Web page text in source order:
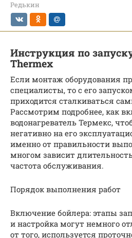
Редькин
Инструкция по
Thermex
Если монтаж оборудования
специалисты, то с его
приходится сталкиваться
Рассмотрим подробнее, как
водонагреватель Термекс,
негативно на его
именно от правильности
многом зависит
частота обслуживания.
Порядок выполнения работ
Включение бойлера: этапы
и настройка могут немного
от того, используется